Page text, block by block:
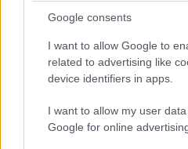
Google consents
I want to allow Google to
related to advertising like
device identifiers in apps.
I want to allow my user
Google for online
Közelít az AI
irodaházakban is
Mallász Judit| 2024 augusztus 19.